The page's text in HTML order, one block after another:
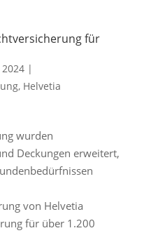
für
|
, Helvetia
wurden
Deckungen erweitert,
von Helvetia
für über 1.200